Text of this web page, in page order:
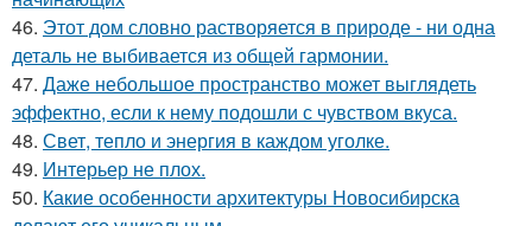
46. Этот дом словно растворяется в природе - ни одна
деталь не выбивается из общей гармонии.
47. Даже небольшое пространство может выглядеть
эффектно, если к нему подошли с чувством вкуса.
48. Свет, тепло и энергия в каждом уголке.
49. Интерьер не плох.
50. Какие особенности архитектуры Новосибирска